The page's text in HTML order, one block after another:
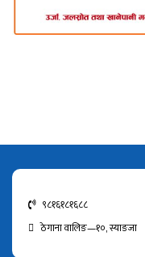
९८१६१८१६८८
ठेगाना वालिङ—१०, स्याङजा